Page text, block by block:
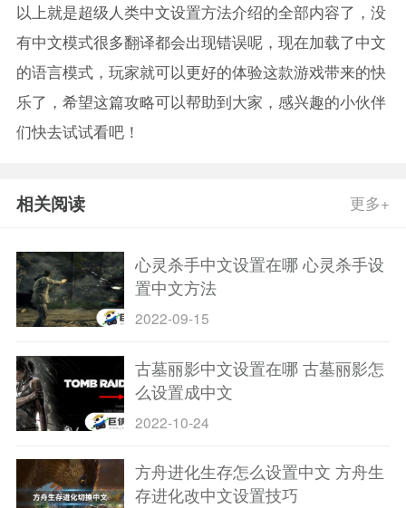
以上就是超级人类中文设置方法介绍的全部内容了，没
有中文模式很多翻译都会出现错误呢，现在加载了中文
的语言模式，玩家就可以更好的体验这款游戏带来的快
乐了，希望这篇攻略可以帮助到大家，感兴趣的小伙伴
们快去试试看吧！
相关阅读 更多+
心灵杀手中文设置在哪 心灵杀手设
置中文方法
2022-09-15
古墓丽影中文设置在哪 古墓丽影怎
么设置成中文
2022-10-24
方舟进化生存怎么设置中文 方舟生
存进化改中文设置技巧